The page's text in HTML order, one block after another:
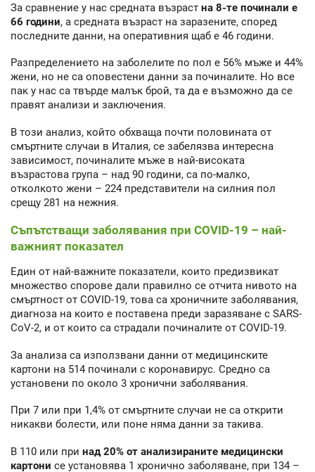
За сравнение у нас средната възраст на 8-те починали е
66 години, а средната възраст на заразените, според
последните данни, на оперативния щаб е 46 години.
Разпределението на заболелите по пол е 56% мъже и 44%
жени, но не са оповестени данни за починалите. Но все
пак у нас са твърде малък брой, та да е възможно да се
правят анализи и заключения.
В този анализ, който обхваща почти половината от
смъртните случаи в Италия, се забелязва интересна
зависимост, починалите мъже в най-високата
възрастова група – над 90 години, са по-малко,
отколкото жени – 224 представители на силния пол
срещу 281 на нежния.
Съпътстващи заболявания при COVID-19 – най-
важният показател
Един от най-важните показатели, които предизвикат
множество спорове дали правилно се отчита нивото на
смъртност от COVID-19, това са хроничните заболявания,
диагноза на които е поставена преди заразяване с SARS-
CoV-2, и от които са страдали починалите от COVID-19.
За анализа са използвани данни от медицинските
картони на 514 починали с коронавирус. Средно са
установени по около 3 хронични заболявания.
При 7 или при 1,4% от смъртните случаи не са открити
никакви болести, или поне няма данни за такива.
В 110 или при над 20% от анализираните медицински
картони се установява 1 хронично заболяване, при 134 –